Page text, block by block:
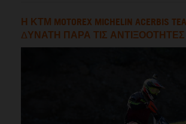
Η ΚΤΜ MOTOREX MICHELIN ACERBIS
ΔΥΝΑΤΗ ΠΑΡΑ ΤΙΣ